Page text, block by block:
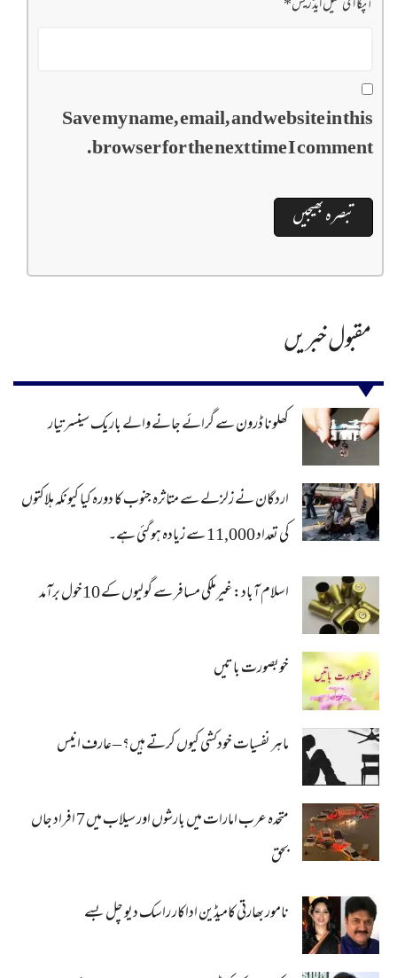
Save my name, email, and website in this
browser for the next time I comment.
مقبول خبریں
کھلونا ڈرون سے گرائے جانے والے باریک سینسر تیار
اردگان نے زلزلے سے متاثرہ جنوب کا دورہ کیا کیونکہ ہلاکتوں
کی تعداد 11,000 سے زیادہ ہو گئی ہے۔
اسلام آباد: غیرملکی مسافر سے گولیوں کے 10خول برآمد
خوبصورت باتیں
ماہر نفسیات خودکشی کیوں کرتے ہیں؟ – عارف انیس
متحدہ عرب امارات میں بارشوں اور سیلاب میں 7 افراد جاں
بحق
نامور بھارتی کامیڈین اداکار راسک دیو چل بسے